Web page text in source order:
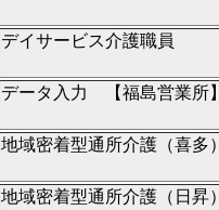
デイサービス介護職員
データ入力 【福島営業所】
地域密着型通所介護（喜多）
地域密着型通所介護（日昇）